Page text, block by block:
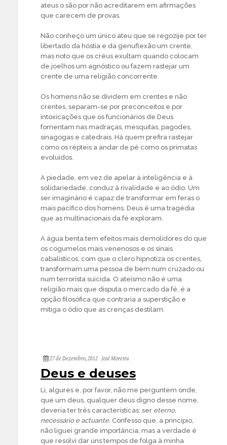
ateus o são por não acreditarem em afirmações
que carecem de provas.
Não conheço um único ateu que se regozije por ter
libertado da hóstia e da genuflexão um crente,
mas noto que os créus exultam quando colocam
de joelhos um agnóstico ou fazem rastejar um
crente de uma religião concorrente.
Os homens não se dividem em crentes e não
crentes, separam-se por preconceitos e por
intoxicações que os funcionários de Deus
fomentam nas madraças, mesquitas, pagodes,
sinagogas e catedrais. Há quem prefira rastejar
como os répteis a andar de pé como os primatas
evoluídos.
A piedade, em vez de apelar à inteligência e à
solidariedade, conduz à rivalidade e ao ódio. Um
ser imaginário é capaz de transformar em feras o
mais pacífico dos homens. Deus é uma tragédia
que as multinacionais da fé exploram.
A água benta tem efeitos mais demolidores do que
os cogumelos mais venenosos e os sinais
cabalísticos, com que o clero hipnotiza os crentes,
transformam uma pessoa de bem num cruzado ou
num terrorista suicida. O ateísmo não é uma
religião mais que disputa o mercado da fé, é a
opção filosófica que contraria a superstição e
mitiga o ódio que as crenças destilam.
27 de Dezembro, 2012 José Moreira
Deus e deuses
Li, algures e, por favor, não me perguntem onde,
que um deus, qualquer deus digno desse nome,
deveria ter três características: ser eterno,
necessário e actuante. Confesso que, a princípio,
não liguei grande importância; mas a verdade é
que resolvi dar uns tempos de folga à minha